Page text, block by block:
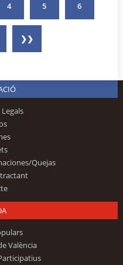
4 5 6
❯❯
Quejas
València